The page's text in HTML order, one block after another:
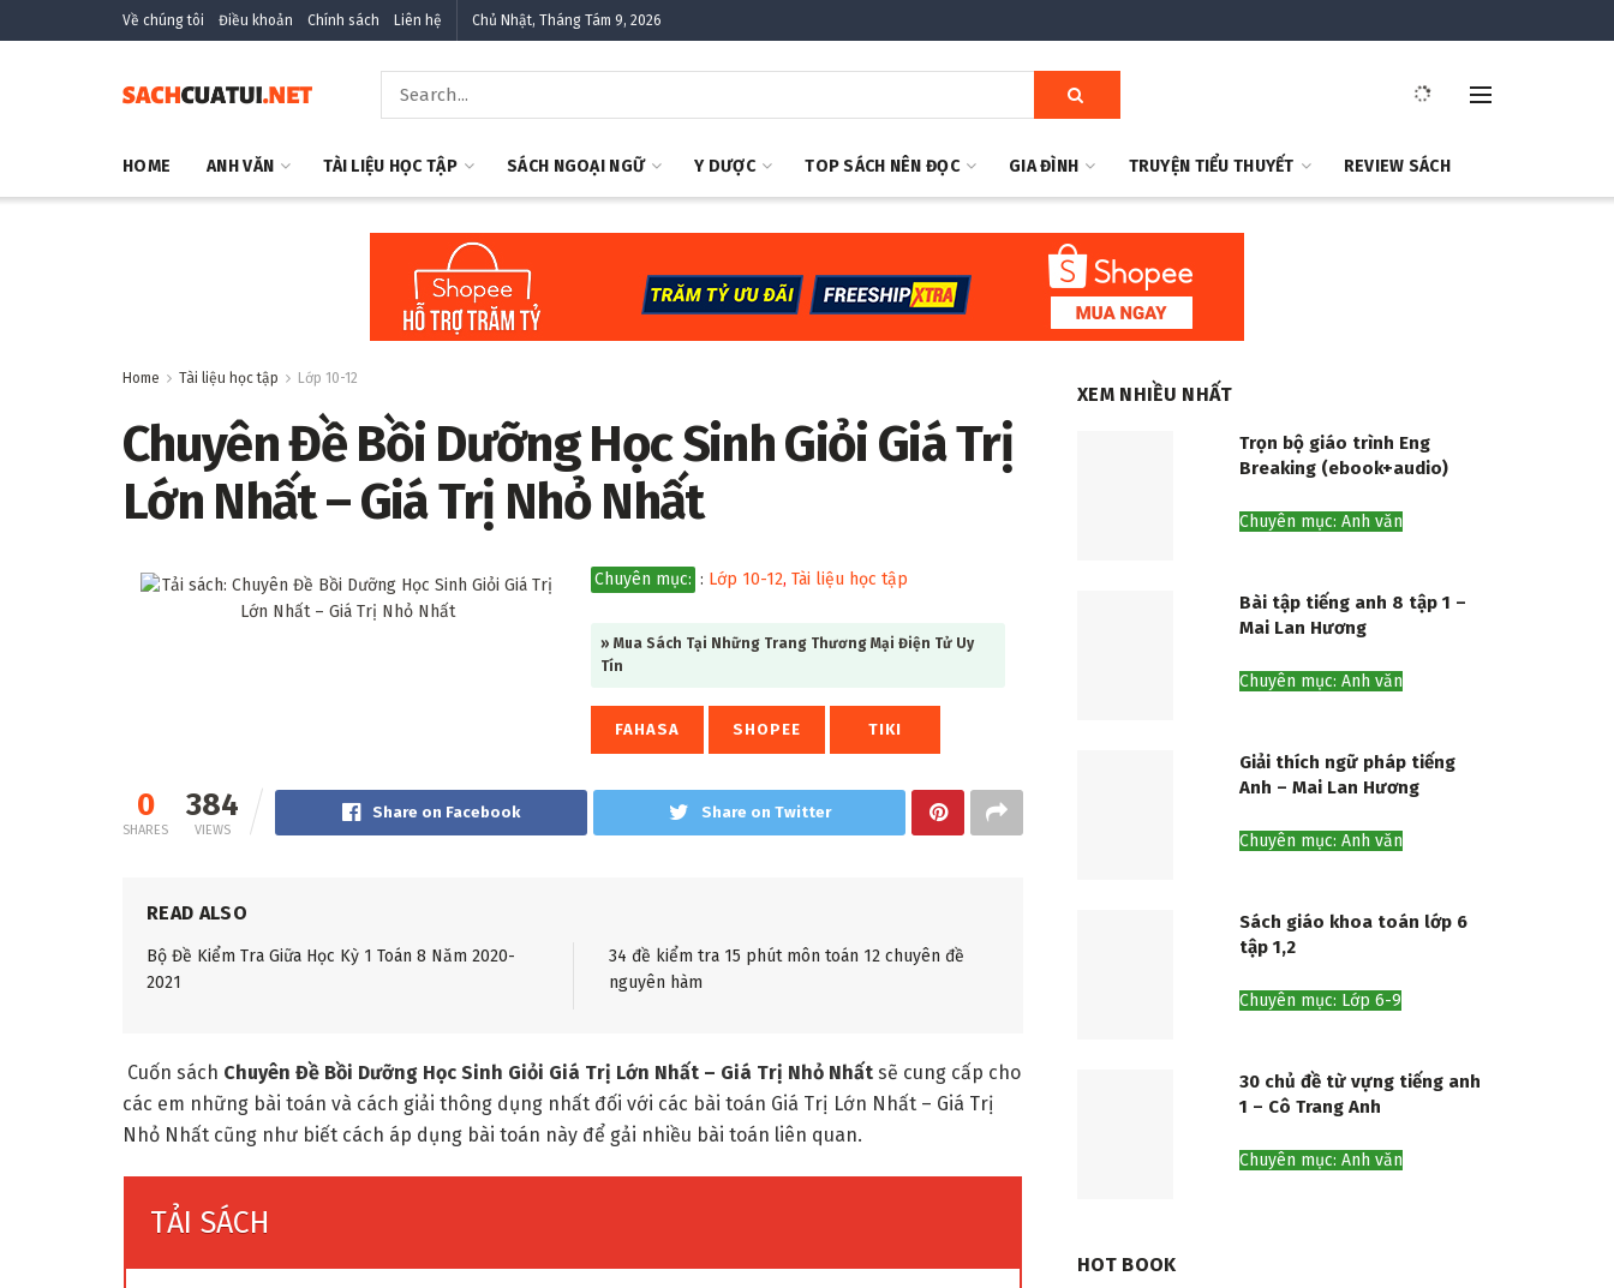
Về chúng tôi Điều khoản Chính sách Liên hệ Chủ Nhật, Tháng Tám 9, 2026
HOME ANH VĂN TÀI LIỆU HỌC TẬP SÁCH NGOẠI NGỮ Y DƯỢC TOP SÁCH NÊN ĐỌC GIA ĐÌNH TRUYỆN TIỂU THUYẾT REVIEW SÁCH
Home Tài liệu học tập Lớp 10-12
Chuyên Đề Bồi Dưỡng Học Sinh Giỏi Giá Trị
Lớn Nhất – Giá Trị Nhỏ Nhất
Chuyên mục: : Lớp 10-12, Tài liệu học tập
» Mua Sách Tại Những Trang Thương Mại Điện Tử Uy
Tín
FAHASA SHOPEE TIKI
0
SHARES
384
VIEWS
Share on Facebook Share on Twitter
READ ALSO
Bộ Đề Kiểm Tra Giữa Học Kỳ 1 Toán 8 Năm 2020-
2021
34 đề kiểm tra 15 phút môn toán 12 chuyên đề
nguyên hàm
Cuốn sách Chuyên Đề Bồi Dưỡng Học Sinh Giỏi Giá Trị Lớn Nhất – Giá Trị Nhỏ Nhất sẽ cung cấp cho
các em những bài toán và cách giải thông dụng nhất đối với các bài toán Giá Trị Lớn Nhất – Giá Trị
Nhỏ Nhất cũng như biết cách áp dụng bài toán này để gải nhiều bài toán liên quan.
TẢI SÁCH
XEM NHIỀU NHẤT
Trọn bộ giáo trình Eng
Breaking (ebook+audio)
Chuyên mục: Anh văn
Bài tập tiếng anh 8 tập 1 –
Mai Lan Hương
Chuyên mục: Anh văn
Giải thích ngữ pháp tiếng
Anh – Mai Lan Hương
Chuyên mục: Anh văn
Sách giáo khoa toán lớp 6
tập 1,2
Chuyên mục: Lớp 6-9
30 chủ đề từ vựng tiếng anh
1 – Cô Trang Anh
Chuyên mục: Anh văn
HOT BOOK